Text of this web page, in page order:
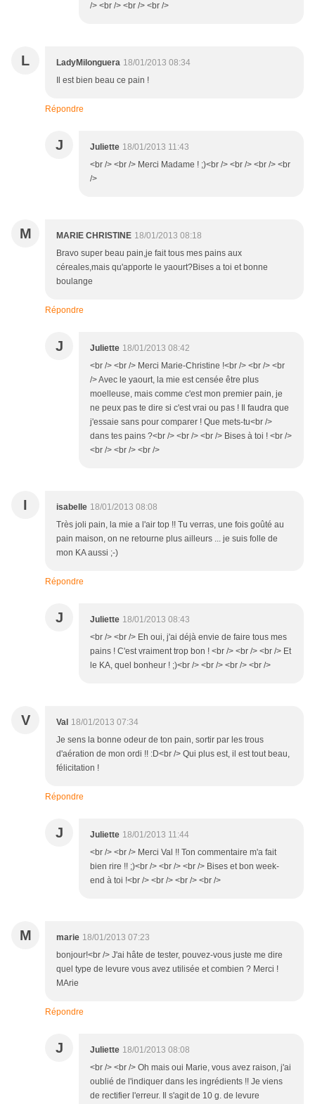
/> <br /> <br /> <br />
L LadyMilonguera 18/01/2013 08:34
Il est bien beau ce pain !
Répondre
J Juliette 18/01/2013 11:43
<br /> <br /> Merci Madame ! ;)<br /> <br /> <br /> <br
/>
M MARIE CHRISTINE 18/01/2013 08:18
Bravo super beau pain,je fait tous mes pains aux
céreales,mais qu'apporte le yaourt?Bises a toi et bonne
boulange
Répondre
J Juliette 18/01/2013 08:42
<br /> <br /> Merci Marie-Christine !<br /> <br /> <br
/> Avec le yaourt, la mie est censée être plus
moelleuse, mais comme c'est mon premier pain, je
ne peux pas te dire si c'est vrai ou pas ! Il faudra que
j'essaie sans pour comparer ! Que mets-tu<br />
dans tes pains ?<br /> <br /> <br /> Bises à toi ! <br />
<br /> <br /> <br />
I isabelle 18/01/2013 08:08
Très joli pain, la mie a l'air top !! Tu verras, une fois goûté au
pain maison, on ne retourne plus ailleurs ... je suis folle de
mon KA aussi ;-)
Répondre
J Juliette 18/01/2013 08:43
<br /> <br /> Eh oui, j'ai déjà envie de faire tous mes
pains ! C'est vraiment trop bon ! <br /> <br /> <br /> Et
le KA, quel bonheur ! ;)<br /> <br /> <br /> <br />
V Val 18/01/2013 07:34
Je sens la bonne odeur de ton pain, sortir par les trous
d'aération de mon ordi !! :D<br /> Qui plus est, il est tout beau,
félicitation !
Répondre
J Juliette 18/01/2013 11:44
<br /> <br /> Merci Val !! Ton commentaire m'a fait
bien rire !! ;)<br /> <br /> <br /> Bises et bon week-
end à toi !<br /> <br /> <br /> <br />
M marie 18/01/2013 07:23
bonjour!<br /> J'ai hâte de tester, pouvez-vous juste me dire
quel type de levure vous avez utilisée et combien ? Merci !
MArie
Répondre
J Juliette 18/01/2013 08:08
<br /> <br /> Oh mais oui Marie, vous avez raison, j'ai
oublié de l'indiquer dans les ingrédients !! Je viens
de rectifier l'erreur. Il s'agit de 10 g. de levure